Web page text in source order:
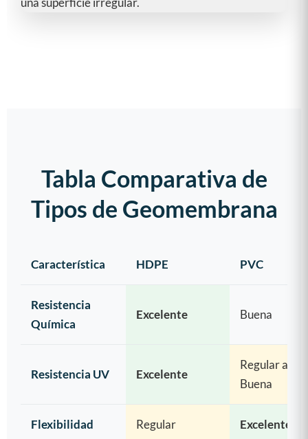
Tabla Comparativa de
Tipos de Geomembrana
Característica HDPE PVC
Resistencia
Química
Excelente Buena
Resistencia UV Excelente
Regular a
Buena
Flexibilidad Regular Excelente